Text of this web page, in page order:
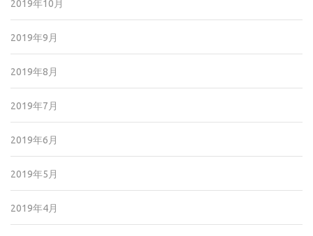
2019年10月
2019年9月
2019年8月
2019年7月
2019年6月
2019年5月
2019年4月